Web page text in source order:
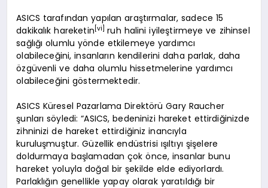
ASICS tarafından yapılan araştırmalar, sadece 15
dakikalık hareketin [vi]ruh halini iyileştirmeye ve zihinsel
sağlığı olumlu yönde etkilemeye yardımcı
olabileceğini, insanların kendilerini daha parlak, daha
özgüvenli ve daha olumlu hissetmelerine yardımcı
olabileceğini göstermektedir.
ASICS Küresel Pazarlama Direktörü Gary Raucher
şunları söyledi: “ASICS, bedeninizi hareket ettirdiğinizde
zihninizi de hareket ettirdiğiniz inancıyla
kuruluşmuştur. Güzellik endüstrisi ışıltıyı şişelere
doldurmaya başlamadan çok önce, insanlar bunu
hareket yoluyla doğal bir şekilde elde ediyorlardı.
Parlaklığın genellikle yapay olarak yaratıldığı bir